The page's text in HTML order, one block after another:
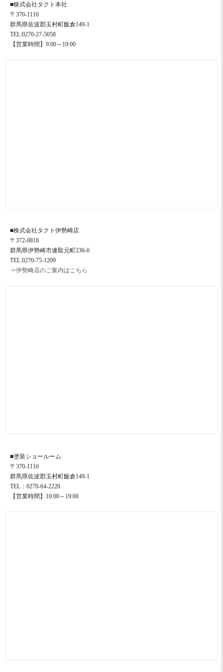
■株式会社タクト本社
〒370-1116
群馬県佐波郡玉村町飯倉149-1
TEL:0270-27-5058
【営業時間】9:00～19:00
■株式会社タクト伊勢崎店
〒372-0818
群馬県伊勢崎市連取元町236-6
TEL.0270-75-1209
⇒伊勢崎店のご案内はこちら
■塗装ショールーム
〒370-1116
群馬県佐波郡玉村町飯倉149-1
TEL：0270-64-2220
【営業時間】10:00～19:00